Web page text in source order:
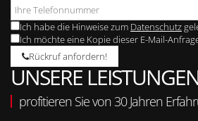
Ich habe die Hinweise zum Datenschutz
Ich möchte eine Kopie dieser E-Mail-
Rückruf anfordern!
UNSERE
profitieren Sie von 30 Jahren